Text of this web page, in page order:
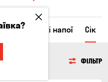
Солодкі напої Сік
ФІЛЬТР